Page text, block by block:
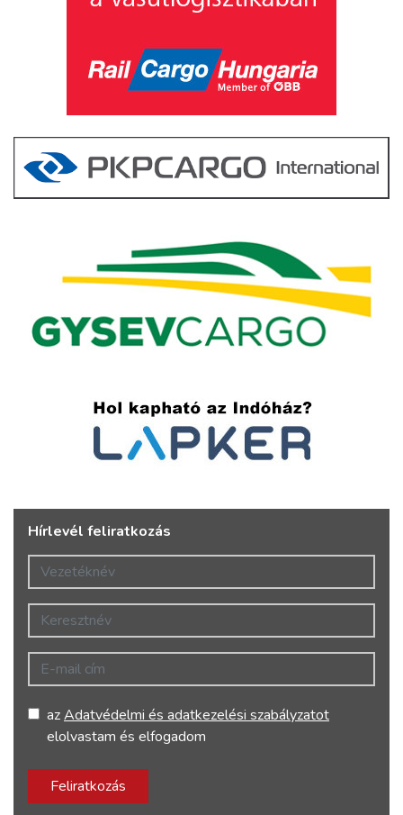
Hírlevél feliratkozás
Vezetéknév
Keresztnév
E-mail cím
azAdatvédelmi és adatkezelési szabályzatot
elolvastam és elfogadom
Feliratkozás